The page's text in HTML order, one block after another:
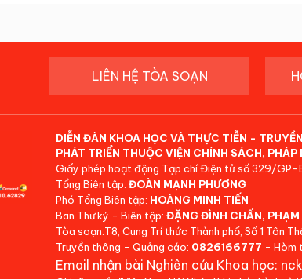
LIÊN HỆ TÒA SOẠN
DIỄN ĐÀN KHOA HỌC VÀ THỰC TIỄN -
PHÁT TRIỂN THUỘC VIỆN CHÍNH SÁCH, PHÁP
Giấy phép hoạt động Tạp chí Điện tử số 329/
Tổng Biên tập: ĐOÀN MẠNH PHƯƠNG
Phó Tổng Biên tập: HOÀNG MINH TIẾN
Ban Thư ký - Biên tập: ĐẶNG ĐÌNH CHẤN,
Tòa soạn:T8, Cung Trí thức Thành phố, Số 1 Tôn
Truyền thông - Quảng cáo: 0826166777 - Hòm
Email nhận bài Nghiên cứu Khoa học: